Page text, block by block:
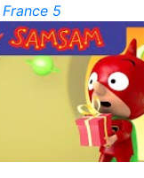
France 5